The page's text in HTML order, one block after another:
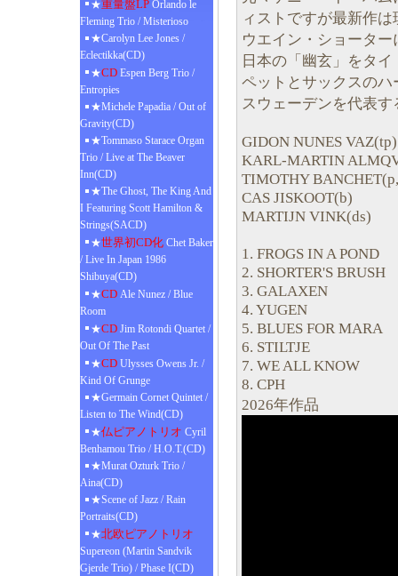
★重量盤LP Orlando le
Fleming Trio / Misterioso
★Carolyn Lee Jones /
Eclectikka(CD)
★CD Espen Berg Trio /
Entropies
★Michele Papadia / Out of
Gravity(CD)
★Tommaso Starace Organ
Trio / Live at The Beaver
Inn(CD)
★The Ghost, The King And
I Featuring Scott Hamilton &
Strings(SACD)
★世界初CD化 Chet Baker
/ Live In Japan 1986
Shibuya(CD)
★CD Ale Nunez / Blue
Room
★CD Jim Rotondi Quartet /
Out Of The Past
★CD Ulysses Owens Jr. /
Kind Of Grunge
★Germain Cornet Quintet /
Listen to The Wind(CD)
★仏ピアノトリオ Cyril
Benhamou Trio / H.O.T.(CD)
★Murat Ozturk Trio /
Aina(CD)
★Scene of Jazz / Rain
Portraits(CD)
★北欧ピアノトリオ
Supereon (Martin Sandvik
Gjerde Trio) / Phase I(CD)
ィストですが最新作
ウエイン・ショータ
日本の「幽玄」をタ
ペットとサックスの
スウェーデンを代表
GIDON NUNES VAZ(tp)
KARL-MARTIN
TIMOTHY
CAS JISKOOT(b)
MARTIJN VINK(ds)
1. FROGS IN A POND
2. SHORTER'S BRUSH
3. GALAXEN
4. YUGEN
5. BLUES FOR MARA
6. STILTJE
7. WE ALL KNOW
8. CPH
2026年作品